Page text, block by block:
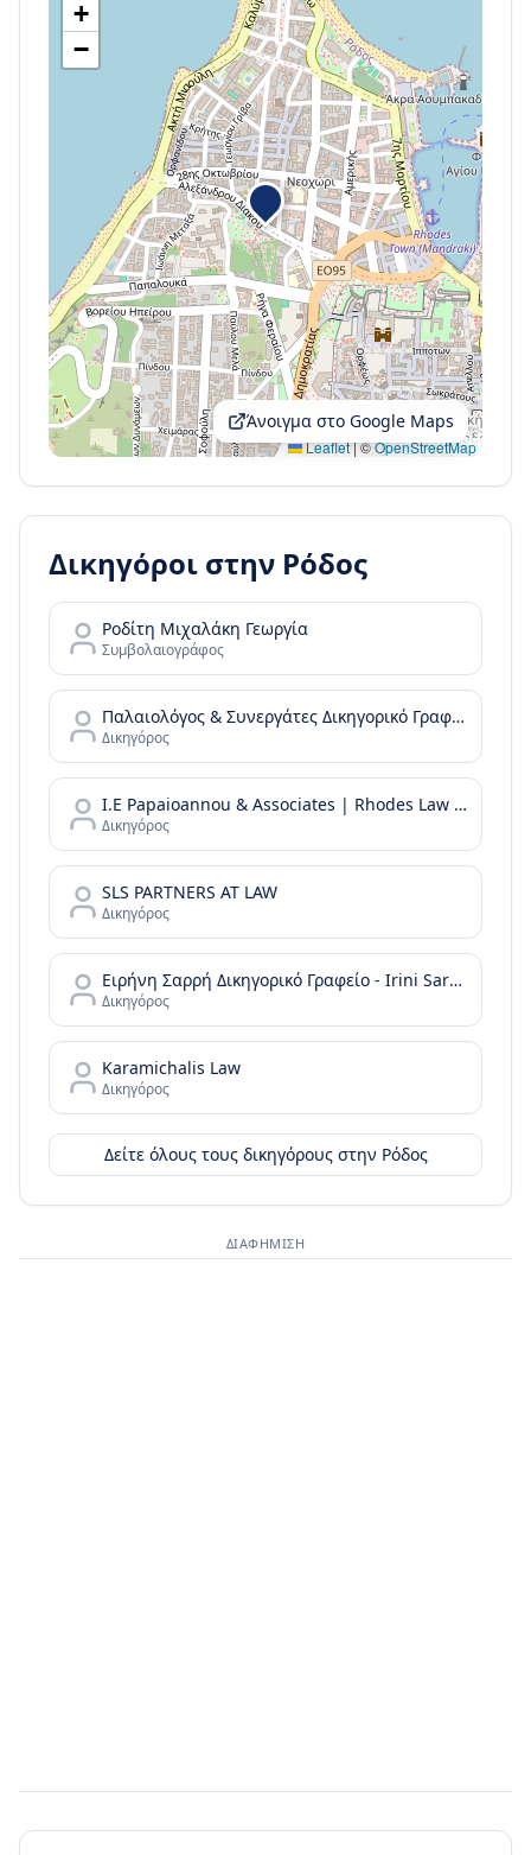
+
−
Leaflet|©OpenStreetMap
Άνοιγμα στο Google Maps
Δικηγόροι στην Ρόδος
Ροδίτη Μιχαλάκη Γεωργία
Συμβολαιογράφος
Παλαιολόγος & Συνεργάτες Δικηγορικό Γραφείο (Γραφείο Ρόδου)
Δικηγόρος
I.E Papaioannou & Associates | Rhodes Law Firm
Δικηγόρος
SLS PARTNERS AT LAW
Δικηγόρος
Ειρήνη Σαρρή Δικηγορικό Γραφείο - Irini Sarri Law Office
Δικηγόρος
Karamichalis Law
Δικηγόρος
Δείτε όλους τους δικηγόρους στην Ρόδος
ΔΙΑΦΉΜΙΣΗ